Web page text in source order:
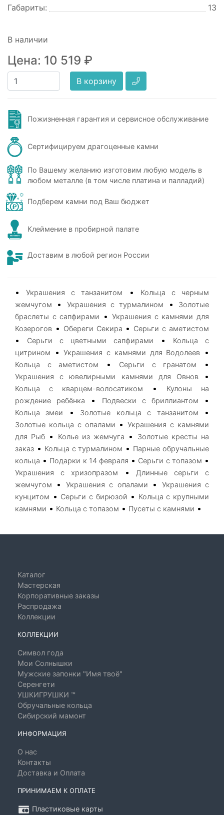
Габариты: 13
В наличии
Цена: 10 519 ₽
В корзину
Пожизненная гарантия и сервисное обслуживание
Сертифицируем драгоценные камни
По Вашему желанию изготовим любую модель в
любом металле (в том числе платина и палладий)
Подберем камни под Ваш бюджет
Клеймение в пробирной палате
Доставим в любой регион России
•Украшения с танзанитом •
Кольца с черным
жемчугом
• Украшения с турмалином •
Золотые
браслеты с сапфирами
• Украшения с камнями для
Козерогов • Обереги Секира • Серьги с аметистом
• Серьги с цветными сапфирами •
Кольца с
цитрином
•Украшения с камнями для Водолеев •
Кольца с аметистом • Серьги с гранатом •
Украшения с ювелирными камнями для Овнов•
Кольца с кварцем-волосатиком •
Кулоны на
рождение ребёнка
• Подвески с бриллиантом •
Кольца змеи • Золотые кольца с танзанитом •
Золотые кольца с опалами •Украшения с камнями
для Рыб • Колье из жемчуга •
Золотые кресты на
заказ • Кольца с турмалином • Парные обручальные
кольца • Подарки к 14 февраля • Серьги с топазом •
Украшения с хризопразом •Длинные серьги с
жемчугом
• Украшения с опалами •
Украшения с
кунцитом • Серьги с бирюзой • Кольца с крупными
камнями • Кольца с топазом • Пусеты с камнями •
Каталог
Мастерская
Корпоративные заказы
Распродажа
Коллекции
КОЛЛЕКЦИИ
Символ года
Мои Солнышки
Мужские запонки "Имя твоё"
Серенгети
УШКИГРУШКИ ™
Обручальные кольца
Сибирский мамонт
ИНФОРМАЦИЯ
О нас
Контакты
Доставка и Оплата
ПРИНИМАЕМ К ОПЛАТЕ
Пластиковые карты